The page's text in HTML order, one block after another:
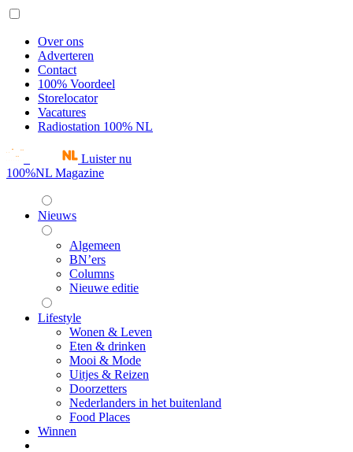
Over ons
Adverteren
Contact
100% Voordeel
Storelocator
Vacatures
Radiostation 100% NL
Luister nu
100%NL Magazine
Nieuws
Algemeen
BN’ers
Columns
Nieuwe editie
Lifestyle
Wonen & Leven
Eten & drinken
Mooi & Mode
Uitjes & Reizen
Doorzetters
Nederlanders in het buitenland
Food Places
Winnen